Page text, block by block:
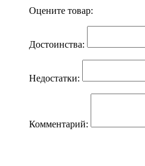
Оцените товар:
Достоинства:
Недостатки:
Комментарий: